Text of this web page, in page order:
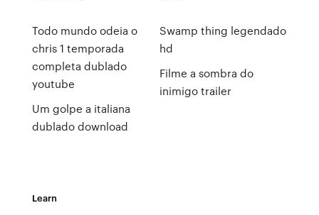
Todo mundo odeia o
chris 1 temporada
completa dublado
youtube
Um golpe a italiana
dublado download
Swamp thing legendado
hd
Filme a sombra do
inimigo trailer
Learn